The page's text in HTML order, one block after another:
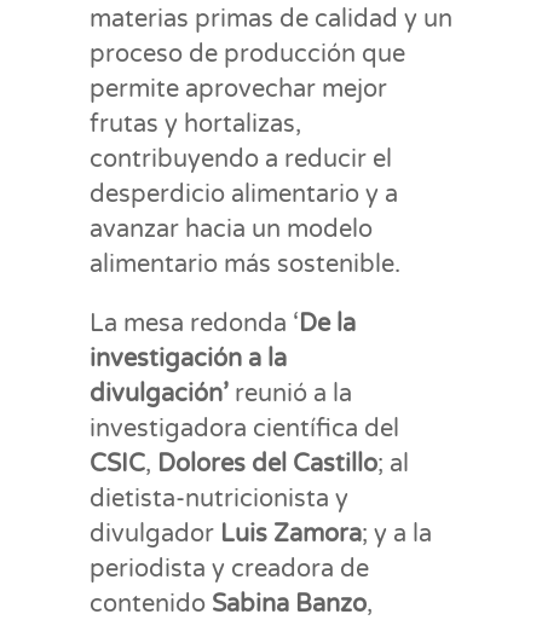
materias primas de calidad y un
proceso de producción que
permite aprovechar mejor
frutas y hortalizas,
contribuyendo a reducir el
desperdicio alimentario y a
avanzar hacia un modelo
alimentario más sostenible.
La mesa redonda ‘De la
investigación a la
divulgación’ reunió a la
investigadora científica del
CSIC, Dolores del Castillo; al
dietista-nutricionista y
divulgador Luis Zamora; y a la
periodista y creadora de
contenido Sabina Banzo,